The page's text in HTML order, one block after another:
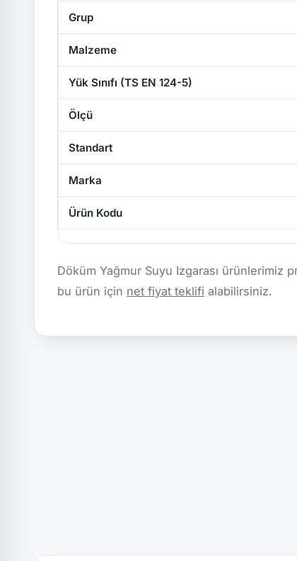
Grup
Malzeme
Yük Sınıfı (TS EN 124-5)
Ölçü
Standart
Marka
Ürün Kodu
Döküm Yağmur Suyu Izgarası ürünlerimiz
bu ürün için net fiyat teklifi alabilirsiniz.